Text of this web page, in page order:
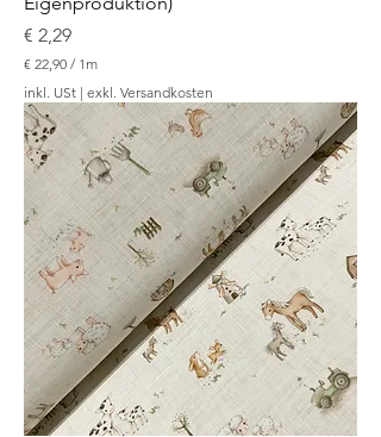
Preis
€ 2,29
€ 22,90 / 1m
€
2
2
,
9
0
p
1
M
e
e
inkl. USt | exkl. Versandkosten